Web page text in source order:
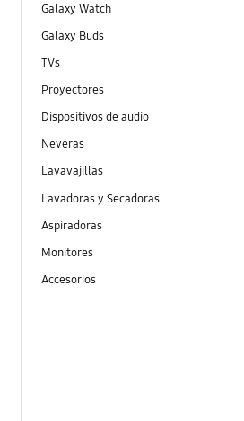
Galaxy Watch
Galaxy Buds
TVs
Proyectores
Dispositivos de audio
Neveras
Lavavajillas
Lavadoras y Secadoras
Aspiradoras
Monitores
Accesorios